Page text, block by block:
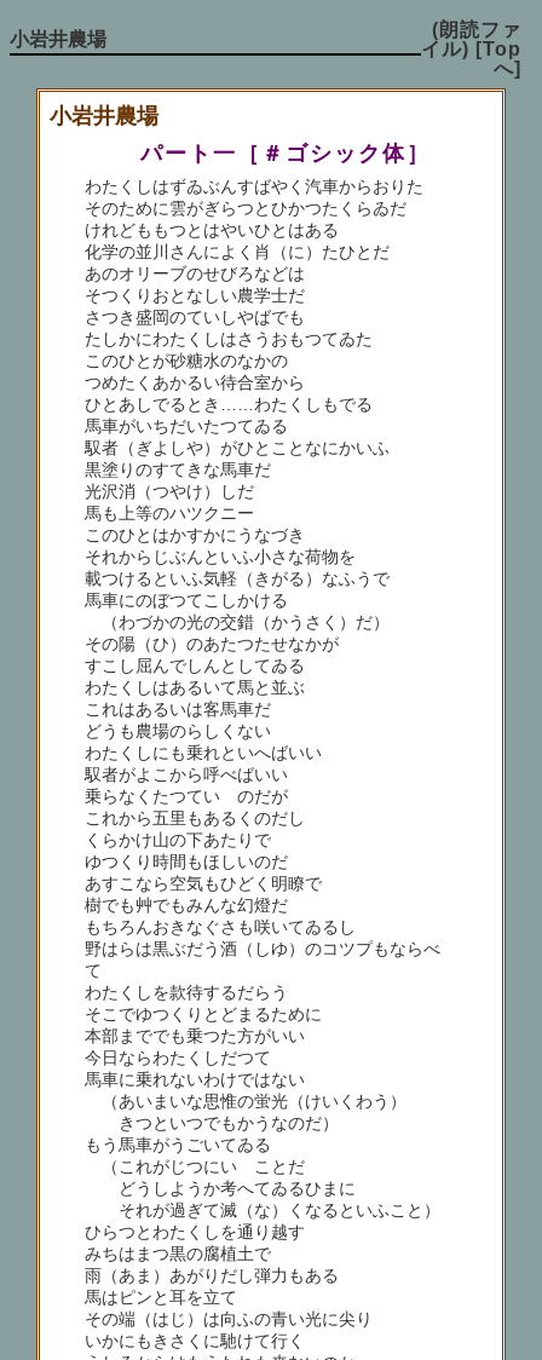
小岩井農場
(朗読ファ
イル) [Top
へ]
小岩井農場
パート一［＃ゴシック体］
わたくしはずゐぶんすばやく汽車からおりた
そのために雲がぎらつとひかつたくらゐだ
けれどももつとはやいひとはある
化学の並川さんによく肖（に）たひとだ
あのオリーブのせびろなどは
そつくりおとなしい農学士だ
さつき盛岡のていしやばでも
たしかにわたくしはさうおもつてゐた
このひとが砂糖水のなかの
つめたくあかるい待合室から
ひとあしでるとき……わたくしもでる
馬車がいちだいたつてゐる
馭者（ぎよしや）がひとことなにかいふ
黒塗りのすてきな馬車だ
光沢消（つやけ）しだ
馬も上等のハツクニー
このひとはかすかにうなづき
それからじぶんといふ小さな荷物を
載つけるといふ気軽（きがる）なふうで
馬車にのぼつてこしかける
（わづかの光の交錯（かうさく）だ）
その陽（ひ）のあたつたせなかが
すこし屈んでしんとしてゐる
わたくしはあるいて馬と並ぶ
これはあるいは客馬車だ
どうも農場のらしくない
わたくしにも乗れといへばいい
馭者がよこから呼べばいい
乗らなくたつていゝのだが
これから五里もあるくのだし
くらかけ山の下あたりで
ゆつくり時間もほしいのだ
あすこなら空気もひどく明瞭で
樹でも艸でもみんな幻燈だ
もちろんおきなぐさも咲いてゐるし
野はらは黒ぶだう酒（しゆ）のコツプもならべ
て
わたくしを款待するだらう
そこでゆつくりとどまるために
本部まででも乗つた方がいい
今日ならわたくしだつて
馬車に乗れないわけではない
（あいまいな思惟の蛍光（けいくわう）
きつといつでもかうなのだ）
もう馬車がうごいてゐる
（これがじつにいゝことだ
どうしようか考へてゐるひまに
それが過ぎて滅（な）くなるといふこと）
ひらつとわたくしを通り越す
みちはまつ黒の腐植土で
雨（あま）あがりだし弾力もある
馬はピンと耳を立て
その端（はじ）は向ふの青い光に尖り
いかにもきさくに馳けて行く